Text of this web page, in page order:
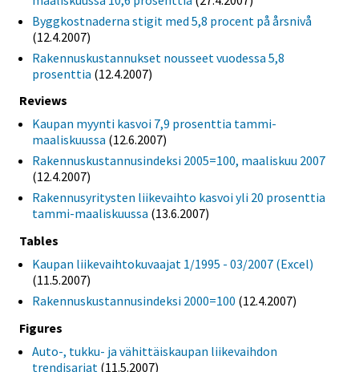
Byggkostnaderna stigit med 5,8 procent på årsnivå
(12.4.2007)
Rakennuskustannukset nousseet vuodessa 5,8
prosenttia (12.4.2007)
Reviews
Kaupan myynti kasvoi 7,9 prosenttia tammi-
maaliskuussa (12.6.2007)
Rakennuskustannusindeksi 2005=100, maaliskuu 2007
(12.4.2007)
Rakennusyritysten liikevaihto kasvoi yli 20 prosenttia
tammi-maaliskuussa (13.6.2007)
Tables
Kaupan liikevaihtokuvaajat 1/1995 - 03/2007 (Excel)
(11.5.2007)
Rakennuskustannusindeksi 2000=100 (12.4.2007)
Figures
Auto-, tukku- ja vähittäiskaupan liikevaihdon
trendisarjat (11.5.2007)